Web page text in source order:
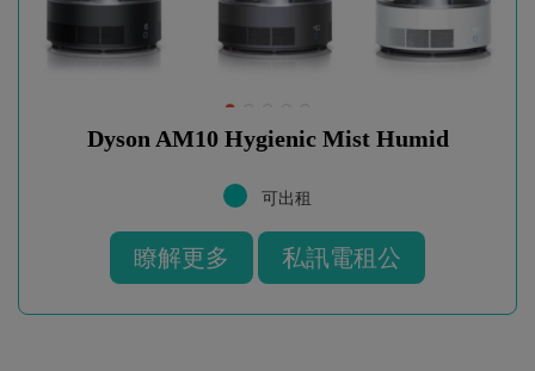
Dyson AM10 Hygienic Mist Humid
可出租
瞭解更多 私訊電租公